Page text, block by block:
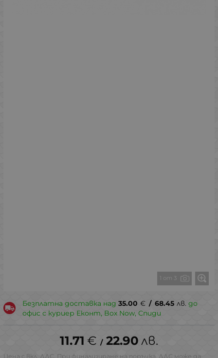
1 от 3
Безплатна доставка над 35.00 € / 68.45 лв. до
офис с куриер Еконт, Box Now, Спиди
11.71 € / 22.90 лв.
Цена с вкл. ДДС. При финализиране на поръчка, ДДС може да